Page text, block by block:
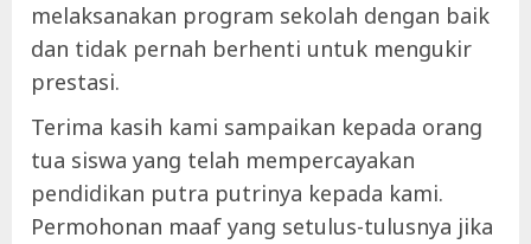
melaksanakan program sekolah dengan baik
dan tidak pernah berhenti untuk mengukir
prestasi.
Terima kasih kami sampaikan kepada orang
tua siswa yang telah mempercayakan
pendidikan putra putrinya kepada kami.
Permohonan maaf yang setulus-tulusnya jika